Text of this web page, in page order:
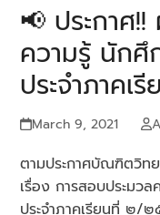
📢 ประกาศ
ความรู้ นัก
ประจำภาคเ
March 9, 2021
ตามประกาศบัณฑิตวิท
เรื่อง การสอบประมว
ประจำภาคเรียนที่ ๒/